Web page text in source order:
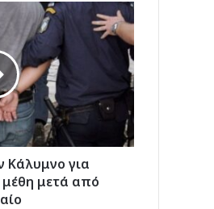
Κάλυμνο για
μετά από